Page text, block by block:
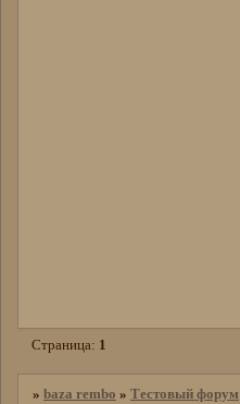
Страница: 1
» baza rembo » Тестовый форум